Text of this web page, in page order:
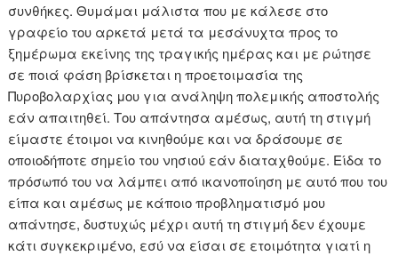
συνθήκες. Θυμάμαι μάλιστα που με κάλεσε στο
γραφείο του αρκετά μετά τα μεσάνυχτα προς το
ξημέρωμα εκείνης της τραγικής ημέρας και με ρώτησε
σε ποιά φάση βρίσκεται η προετοιμασία της
Πυροβολαρχίας μου για ανάληψη πολεμικής αποστολής
εάν απαιτηθεί. Του απάντησα αμέσως, αυτή τη στιγμή
είμαστε έτοιμοι να κινηθούμε και να δράσουμε σε
οποιοδήποτε σημείο του νησιού εάν διαταχθούμε. Είδα το
πρόσωπό του να λάμπει από ικανοποίηση με αυτό που του
είπα και αμέσως με κάποιο προβληματισμό μου
απάντησε, δυστυχώς μέχρι αυτή τη στιγμή δεν έχουμε
κάτι συγκεκριμένο, εσύ να είσαι σε ετοιμότητα γιατί η